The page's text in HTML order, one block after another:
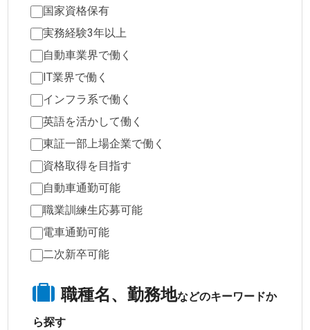
国家資格保有
実務経験3年以上
自動車業界で働く
IT業界で働く
インフラ系で働く
英語を活かして働く
東証一部上場企業で働く
資格取得を目指す
自動車通勤可能
職業訓練生応募可能
電車通勤可能
二次新卒可能
職種名、勤務地などのキーワードか
ら探す